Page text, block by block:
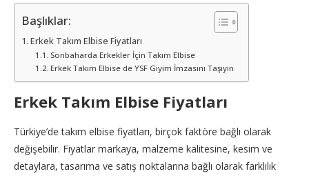
Başlıklar:
Erkek Takım Elbise Fiyatları
Sonbaharda Erkekler İçin Takım Elbise
Erkek Takım Elbise de YSF Giyim İmzasını Taşıyın
Erkek Takım Elbise Fiyatları
Türkiye’de takım elbise fiyatları, birçok faktöre bağlı olarak
değişebilir. Fiyatlar markaya, malzeme kalitesine, kesim ve
detaylara, tasarıma ve satış noktalarına bağlı olarak farklılık